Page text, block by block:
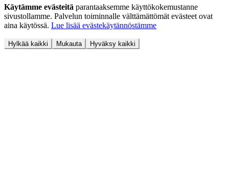
Käytämme evästeitä parantaaksemme käyttökokemustanne
sivustollamme. Palvelun toiminnalle välttämättömät evästeet ovat
aina käytössä. Lue lisää evästekäytännöstämme
Hylkää kaikki Mukauta Hyväksy kaikki